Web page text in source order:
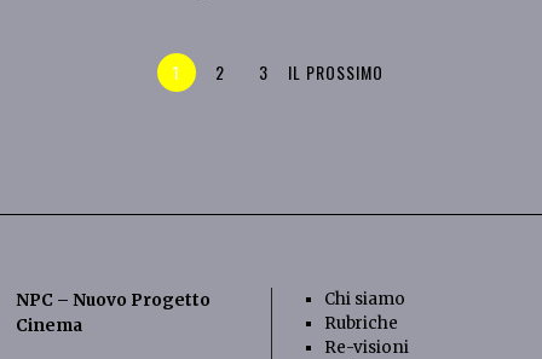
1 2 3 IL PROSSIMO
NPC – Nuovo Progetto
Cinema
Chi siamo
Rubriche
Re-visioni